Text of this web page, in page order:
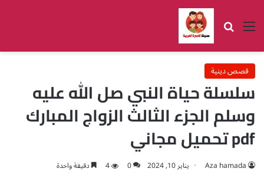
القائمة بحث عن
قصص دينية
سلسلة حياة النبي صل الله عليه
وسلم الجزء الثالث الزواج المبارك
pdf تحميل مجاني
Aza hamada يناير 10, 2024 0
4 دقيقة واحدة